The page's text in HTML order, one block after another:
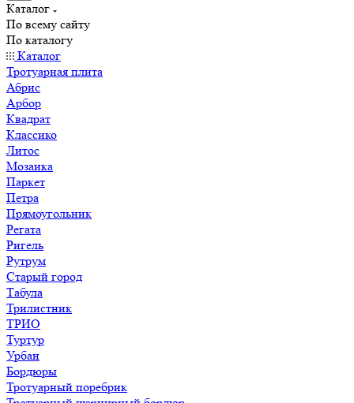
Каталог
По всему сайту
По каталогу
Каталог
Тротуарная плита
Абрис
Арбор
Квадрат
Классико
Литос
Мозаика
Паркет
Петра
Прямоугольник
Регата
Ригель
Рутрум
Старый город
Табула
Трилистник
ТРИО
Туртур
Урбан
Бордюры
Тротуарный поребрик